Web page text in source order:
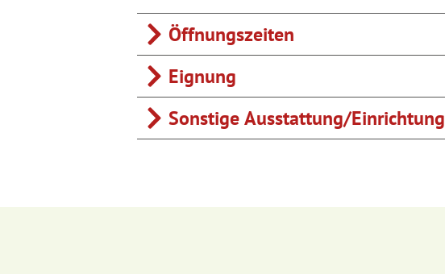
Öffnungszeiten
Eignung
Sonstige Ausstattung/Einrichtung